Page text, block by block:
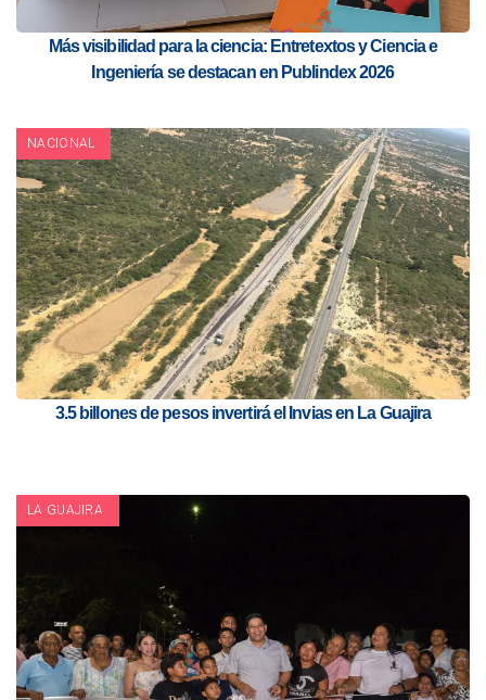
Más visibilidad para la ciencia: Entretextos y Ciencia e
Ingeniería se destacan en Publindex 2026
NACIONAL
3.5 billones de pesos invertirá el Invias en La Guajira
LA GUAJIRA